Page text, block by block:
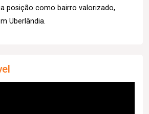
posição como bairro valorizado,
Uberlândia.